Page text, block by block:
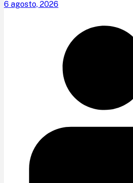
6 agosto, 2026